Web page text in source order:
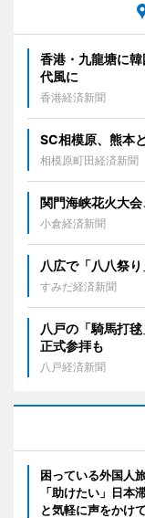
香港・九龍塘に
代風に
香港経済新聞
SC相模原、熊本
相模原町田経済新聞
関門海峡花火大
小倉経済新聞
八広で「八八祭
すみだ経済新聞
八戸の「騎馬打
正式参拝も
八戸経済新聞
困っている外国人
「助けたい」日本
と気軽に声をかけ